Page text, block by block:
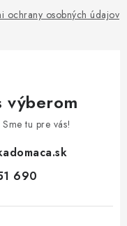
ochrany osobných údajov
výberom
tu pre vás!
690